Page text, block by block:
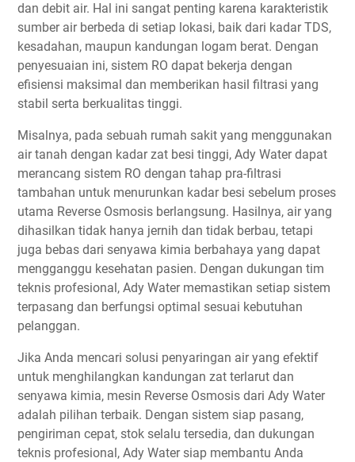
dan debit air. Hal ini sangat penting karena karakteristik
sumber air berbeda di setiap lokasi, baik dari kadar TDS,
kesadahan, maupun kandungan logam berat. Dengan
penyesuaian ini, sistem RO dapat bekerja dengan
efisiensi maksimal dan memberikan hasil filtrasi yang
stabil serta berkualitas tinggi.
Misalnya, pada sebuah rumah sakit yang menggunakan
air tanah dengan kadar zat besi tinggi, Ady Water dapat
merancang sistem RO dengan tahap pra-filtrasi
tambahan untuk menurunkan kadar besi sebelum proses
utama Reverse Osmosis berlangsung. Hasilnya, air yang
dihasilkan tidak hanya jernih dan tidak berbau, tetapi
juga bebas dari senyawa kimia berbahaya yang dapat
mengganggu kesehatan pasien. Dengan dukungan tim
teknis profesional, Ady Water memastikan setiap sistem
terpasang dan berfungsi optimal sesuai kebutuhan
pelanggan.
Jika Anda mencari solusi penyaringan air yang efektif
untuk menghilangkan kandungan zat terlarut dan
senyawa kimia, mesin Reverse Osmosis dari Ady Water
adalah pilihan terbaik. Dengan sistem siap pasang,
pengiriman cepat, stok selalu tersedia, dan dukungan
teknis profesional, Ady Water siap membantu Anda